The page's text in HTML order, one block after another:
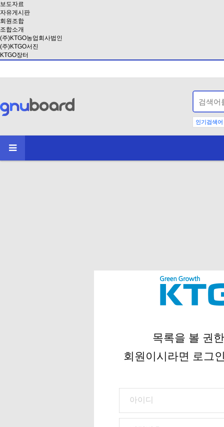
보도자료
자유게시판
회원조합
조합소개
(주)KTGO농업회사법인
(주)KTGO서진
KTGO장터
인기검색어
목록을 볼 권
회원이시라면 로그